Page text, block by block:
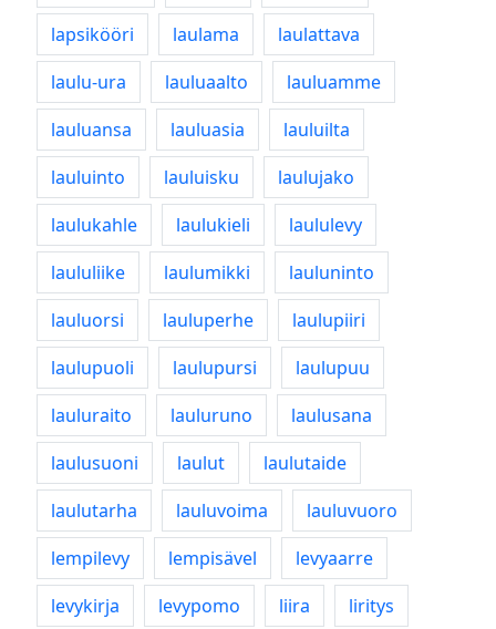
lapsikööri
laulama
laulattava
laulu-ura
lauluaalto
lauluamme
lauluansa
lauluasia
lauluilta
lauluinto
lauluisku
laulujako
laulukahle
laulukieli
laululevy
laululiike
laulumikki
lauluninto
lauluorsi
lauluperhe
laulupiiri
laulupuoli
laulupursi
laulupuu
lauluraito
lauluruno
laulusana
laulusuoni
laulut
laulutaide
laulutarha
lauluvoima
lauluvuoro
lempilevy
lempisävel
levyaarre
levykirja
levypomo liira
liritys